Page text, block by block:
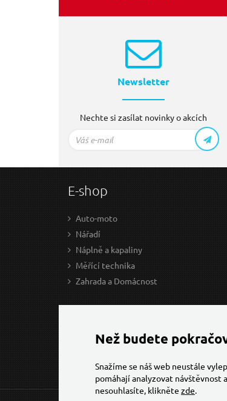
Newsletter
Nechte si zasílat novinky o akcích
E-shop
Auto-moto
Nářadí
Náplně a kapaliny
Měřící technika
Zahrada a Domácnost
Než budete
Snažíme se náš web neustále
pomáhají analyzovat návštěvnost
nesouhlasíte, klikněte zde.